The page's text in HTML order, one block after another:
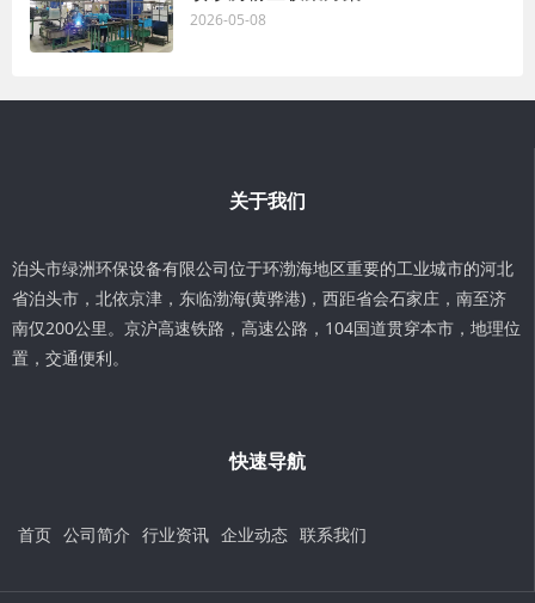
2026-05-08
关于我们
泊头市绿洲环保设备有限公司位于环渤海地区重要的工业城市的河北
省泊头市，北依京津，东临渤海(黄骅港)，西距省会石家庄，南至济
南仅200公里。京沪高速铁路，高速公路，104国道贯穿本市，地理位
置，交通便利。
快速导航
首页 公司简介 行业资讯 企业动态 联系我们